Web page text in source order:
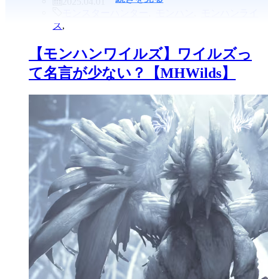
ズ
【モンハンワイルズ】ワイルズっ
て名言が少ない？【MHWilds】